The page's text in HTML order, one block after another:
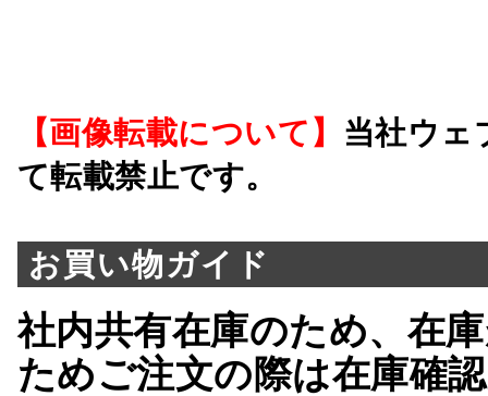
【画像転載について】 当社ウェ
て転載禁止です。
お買い物ガイド
社内共有在庫のため、在
ためご注文の際は在庫確